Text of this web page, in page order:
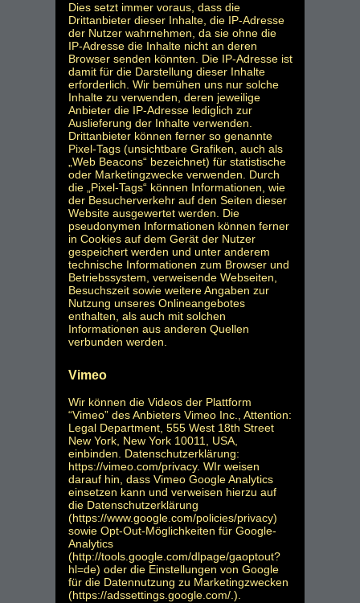
Dies setzt immer voraus, dass die
Drittanbieter dieser Inhalte, die IP-Adresse
der Nutzer wahrnehmen, da sie ohne die
IP-Adresse die Inhalte nicht an deren
Browser senden könnten. Die IP-Adresse ist
damit für die Darstellung dieser Inhalte
erforderlich. Wir bemühen uns nur solche
Inhalte zu verwenden, deren jeweilige
Anbieter die IP-Adresse lediglich zur
Auslieferung der Inhalte verwenden.
Drittanbieter können ferner so genannte
Pixel-Tags (unsichtbare Grafiken, auch als
„Web Beacons“ bezeichnet) für statistische
oder Marketingzwecke verwenden. Durch
die „Pixel-Tags“ können Informationen, wie
der Besucherverkehr auf den Seiten dieser
Website ausgewertet werden. Die
pseudonymen Informationen können ferner
in Cookies auf dem Gerät der Nutzer
gespeichert werden und unter anderem
technische Informationen zum Browser und
Betriebssystem, verweisende Webseiten,
Besuchszeit sowie weitere Angaben zur
Nutzung unseres Onlineangebotes
enthalten, als auch mit solchen
Informationen aus anderen Quellen
verbunden werden.
Vimeo
Wir können die Videos der Plattform
“Vimeo” des Anbieters Vimeo Inc., Attention:
Legal Department, 555 West 18th Street
New York, New York 10011, USA,
einbinden. Datenschutzerklärung:
https://vimeo.com/privacy. WIr weisen
darauf hin, dass Vimeo Google Analytics
einsetzen kann und verweisen hierzu auf
die Datenschutzerklärung
(https://www.google.com/policies/privacy)
sowie Opt-Out-Möglichkeiten für Google-
Analytics
(http://tools.google.com/dlpage/gaoptout?
hl=de) oder die Einstellungen von Google
für die Datennutzung zu Marketingzwecken
(https://adssettings.google.com/.).